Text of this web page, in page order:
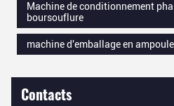
Machine de conditionnement
boursouflure
machine d'emballage en
Contacts